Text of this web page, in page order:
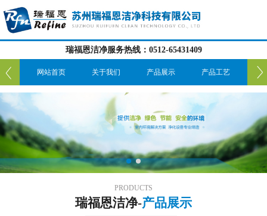
瑞福恩洁净服务热线：0512-65431409
们 网站首页 关于我们 产品展示 产品工艺 服
PRODUCTS
瑞福恩洁净-产品展示